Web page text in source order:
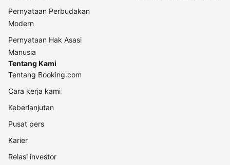
Pernyataan Perbudakan
Modern
Pernyataan Hak Asasi
Manusia
Tentang Kami
Tentang Booking.com
Cara kerja kami
Keberlanjutan
Pusat pers
Karier
Relasi investor